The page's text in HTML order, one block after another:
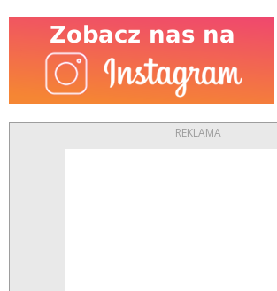
REKLAMA